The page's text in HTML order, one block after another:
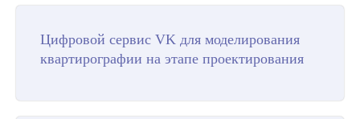
Цифровой сервис VK для моделирования
квартирографии на этапе проектирования